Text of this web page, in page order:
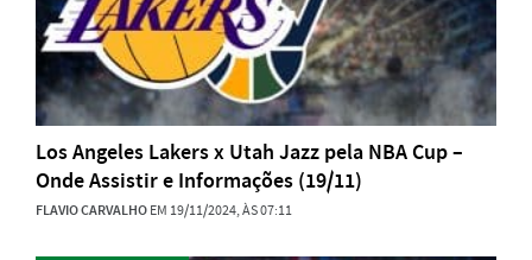
Los Angeles Lakers x Utah Jazz pela NBA Cup –
Onde Assistir e Informações (19/11)
FLAVIO CARVALHOEM 19/11/2024, ÀS 07:11